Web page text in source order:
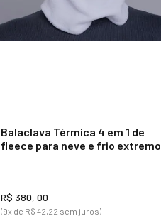
Balaclava Térmica 4 em 1 de
fleece para neve e frio extremo
R$ 380, 00
(9x de R$ 42,22 sem juros)